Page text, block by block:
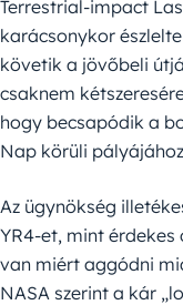
Terrestrial-impact
karácsonykor
követik a jövőbeli
csaknem
hogy becsapódik a
Nap körüli
Az ügynökség
YR4-et, mint
van miért aggódni
NASA szerint a kár